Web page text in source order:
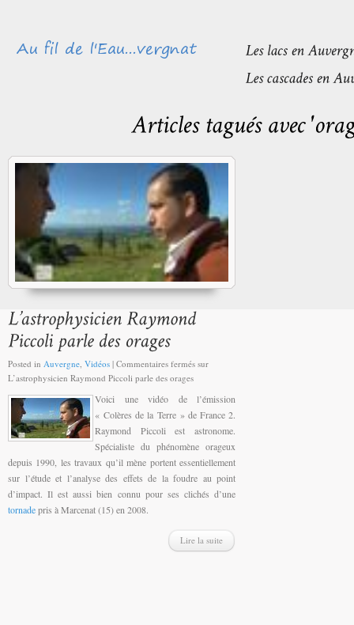
Posted in Auvergne, Vidéos | Commentaires fermés sur
L’astrophysicien Raymond Piccoli parle des orages
Voici une vidéo de l’émission
« Colères de la Terre » de France 2.
Raymond Piccoli est astronome.
Spécialiste du phénomène orageux
depuis 1990, les travaux qu’il mène portent essentiellement
sur l’étude et l’analyse des effets de la foudre au point
d’impact. Il est aussi bien connu pour ses clichés d’une
tornadepris à Marcenat (15) en 2008.
Lire la suite